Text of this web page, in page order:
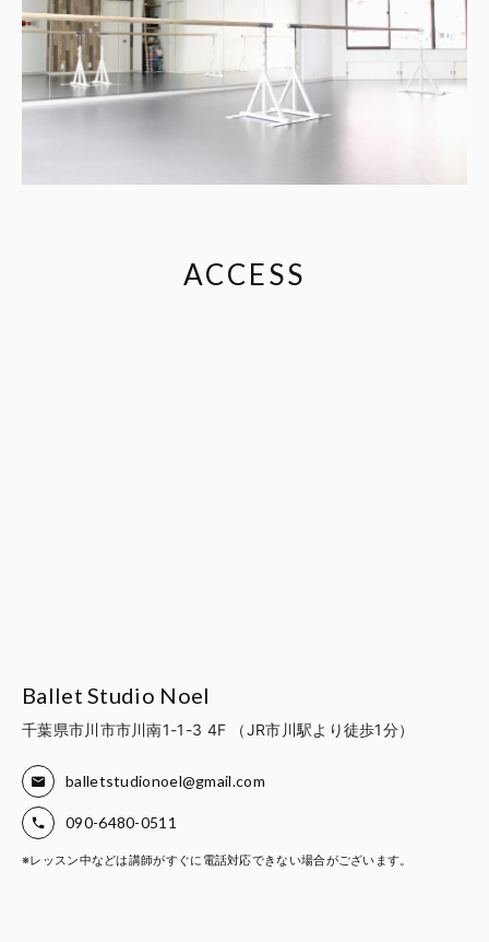
ACCESS
Ballet Studio Noel
千葉県市川市市川南1-1-3 4F （JR市川駅より徒歩1分）
balletstudionoel@gmail.com
090-6480-0511
※レッスン中などは講師がすぐに電話対応できない場合がございます。